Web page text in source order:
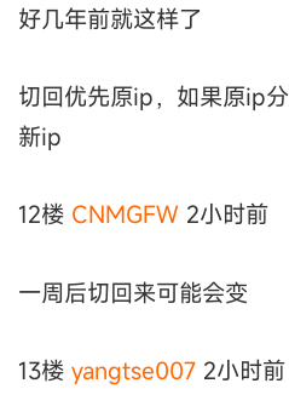
好几年前就这样了
切回优先原ip，如果原ip
新ip
12楼 CNMGFW 2小时前
一周后切回来可能会变
13楼 yangtse007 2小时前